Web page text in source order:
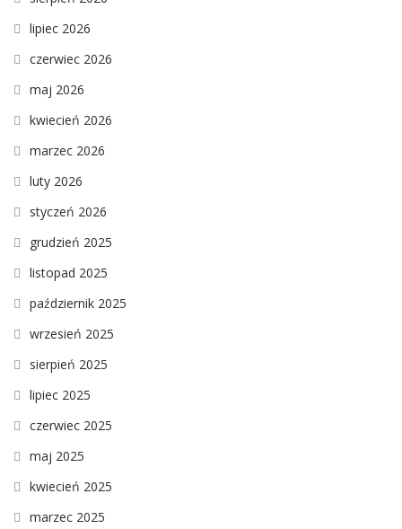
lipiec 2026
czerwiec 2026
maj 2026
kwiecień 2026
marzec 2026
luty 2026
styczeń 2026
grudzień 2025
listopad 2025
październik 2025
wrzesień 2025
sierpień 2025
lipiec 2025
czerwiec 2025
maj 2025
kwiecień 2025
marzec 2025